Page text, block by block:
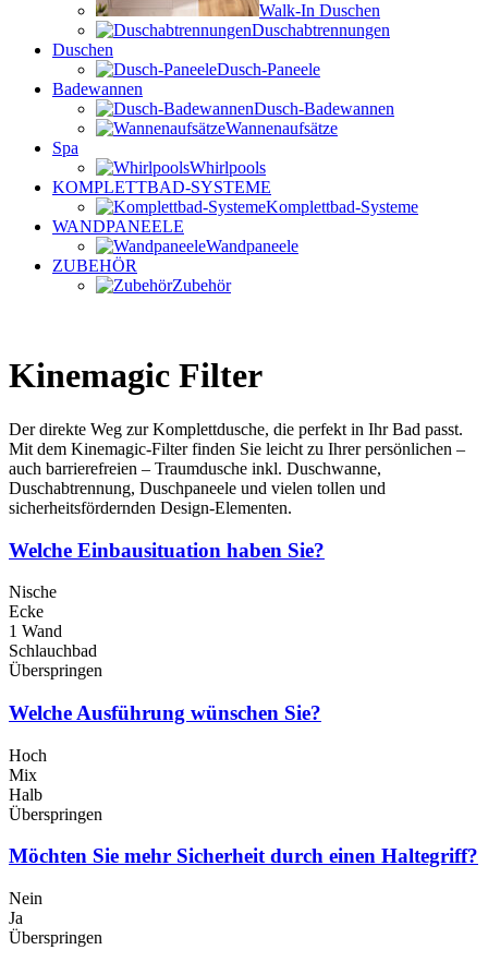
Walk-In Duschen
Duschabtrennungen
Duschen
Dusch-Paneele
Badewannen
Dusch-Badewannen
Wannenaufsätze
Spa
Whirlpools
KOMPLETTBAD-SYSTEME
Komplettbad-Systeme
WANDPANEELE
Wandpaneele
ZUBEHÖR
Zubehör
Kinemagic Filter
Der direkte Weg zur Komplettdusche, die perfekt in Ihr Bad passt.
Mit dem Kinemagic-Filter finden Sie leicht zu Ihrer persönlichen –
auch barrierefreien – Traumdusche inkl. Duschwanne,
Duschabtrennung, Duschpaneele und vielen tollen und
sicherheitsfördernden Design-Elementen.
Welche Einbausituation haben Sie?
Nische
Ecke
1 Wand
Schlauchbad
Überspringen
Welche Ausführung wünschen Sie?
Hoch
Mix
Halb
Überspringen
Möchten Sie mehr Sicherheit durch einen Haltegriff?
Nein
Ja
Überspringen